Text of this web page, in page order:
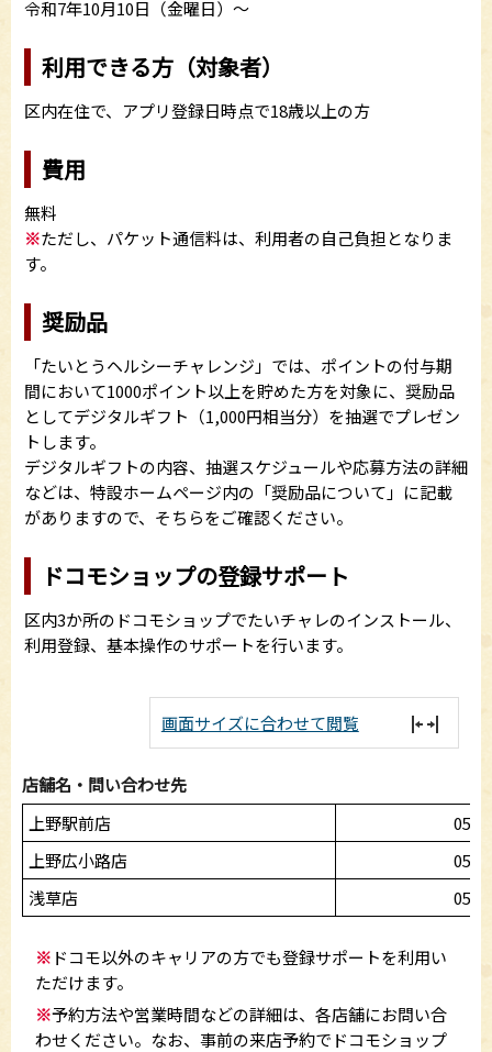
令和7年10月10日（金曜日）～
利用できる方（対象者）
区内在住で、アプリ登録日時点で18歳以上の方
費用
無料
※ただし、パケット通信料は、利用者の自己負担となりま
す。
奨励品
「たいとうヘルシーチャレンジ」では、ポイントの付与期
間において1000ポイント以上を貯めた方を対象に、奨励品
としてデジタルギフト（1,000円相当分）を抽選でプレゼン
トします。
デジタルギフトの内容、抽選スケジュールや応募方法の詳細
などは、特設ホームページ内の「奨励品について」に記載
がありますので、そちらをご確認ください。
ドコモショップの登録サポート
区内3か所のドコモショップでたいチャレのインストール、
利用登録、基本操作のサポートを行います。
画面サイズに合わせて閲覧
店舗名・問い合わせ先
上野駅前店
050-
上野広小路店
050-
浅草店
050-
※ ドコモ以外のキャリアの方でも登録サポートを利用い
ただけます。
※予約方法や営業時間などの詳細は、各店舗にお問い合
わせください。なお、事前の来店予約でドコモショップ